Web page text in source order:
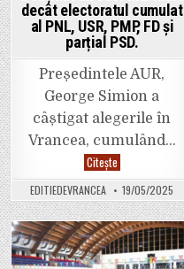
decât electoratul cumulat
al PNL, USR, PMP, FD și
parțial PSD.
Președintele AUR,
George Simion a
câștigat alegerile în
Vrancea, cumulând…
CiteșteGeorge
Simion
a
câștigat
alegerile
în
Vrancea
(52,82
%
față
EDITIEDEVRANCEA 19/05/2025
Posted